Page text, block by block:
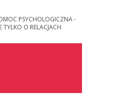
PSYCHOLOGICZNA -
TYLKO O RELACJACH